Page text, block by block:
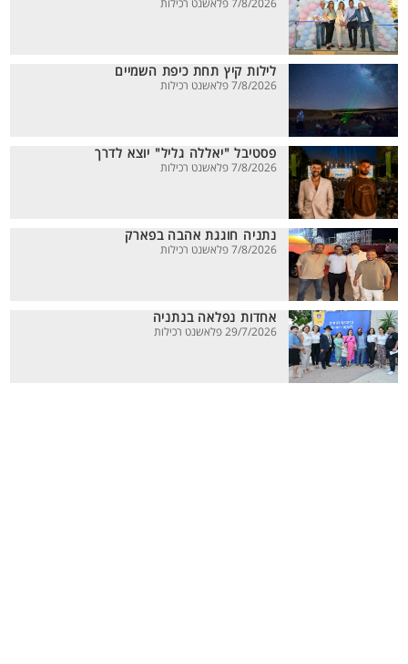
7/8/2026 פלאשנט רכילות
לילות קיץ תחת כיפת השמיים
7/8/2026 פלאשנט רכילות
פסטיבל "יאללה גליל" יוצא לדרך
7/8/2026 פלאשנט רכילות
נתניה חוגגת אהבה בפארק
7/8/2026 פלאשנט רכילות
אחדות נפלאה בנתניה
29/7/2026 פלאשנט רכילות